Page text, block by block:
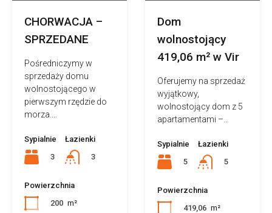
CHORWACJA –
SPRZEDANE
Pośredniczymy w
sprzedaży domu
wolnostojącego w
pierwszym rzędzie do
morza.…
Sypialnie
3
Łazienki
3
Powierzchnia
200 m²
Dom
wolnostojący
419,06 m² w Vir
Oferujemy na sprzedaż
wyjątkowy,
wolnostojący dom z 5
apartamentami –…
Sypialnie
5
Łazienki
5
Powierzchnia
419,06 m²